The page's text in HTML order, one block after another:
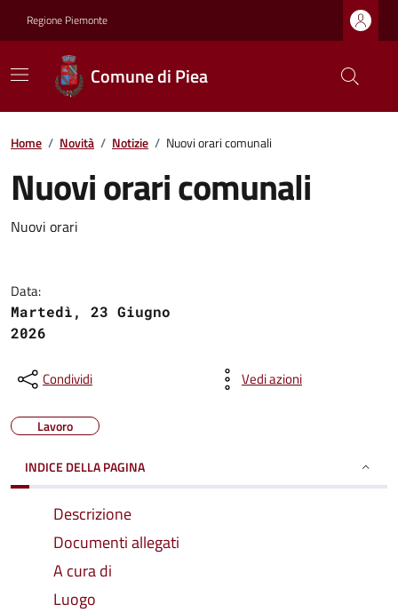
Regione Piemonte
Comune di Piea
Home / Novità / Notizie / Nuovi orari comunali
Nuovi orari comunali
Nuovi orari
Data:
Martedì, 23 Giugno
2026
Condividi Vedi azioni
Lavoro
INDICE DELLA PAGINA
Descrizione
Documenti allegati
A cura di
Luogo